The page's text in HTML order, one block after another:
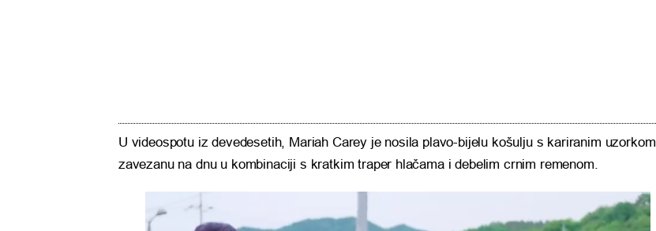
U videospotu iz devedesetih, Mariah Carey je nosila plavo-bijelu košulju s kariranim uzorkom
zavezanu na dnu u kombinaciji s kratkim traper hlačama i debelim crnim remenom.